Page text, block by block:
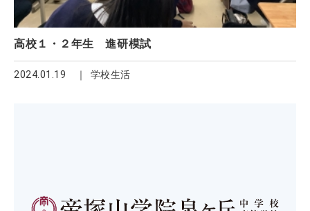
高校１・２年生 進研模試
2024.01.19 学校生活